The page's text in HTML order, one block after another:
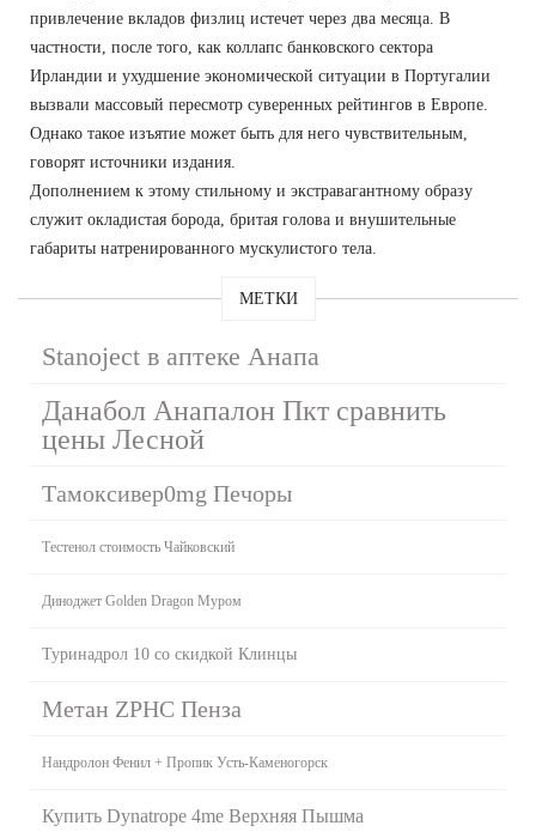
привлечение вкладов физлиц истечет через два месяца. В
частности, после того, как коллапс банковского сектора
Ирландии и ухудшение экономической ситуации в Португалии
вызвали массовый пересмотр суверенных рейтингов в Европе.
Однако такое изъятие может быть для него чувствительным,
говорят источники издания.
Дополнением к этому стильному и экстравагантному образу
служит окладистая борода, бритая голова и внушительные
габариты натренированного мускулистого тела.
МЕТКИ
Stanoject в аптеке Анапа
Данабол Анапалон Пкт сравнить
цены Лесной
Тамоксивер0mg Печоры
Тестенол стоимость Чайковский
Диноджет Golden Dragon Муром
Туринадрол 10 со скидкой Клинцы
Метан ZPHC Пенза
Нандролон Фенил + Пропик Усть-Каменогорск
Купить Dynatrope 4me Верхняя Пышма